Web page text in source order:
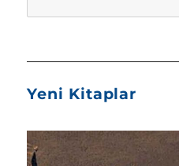
Yeni Kitaplar